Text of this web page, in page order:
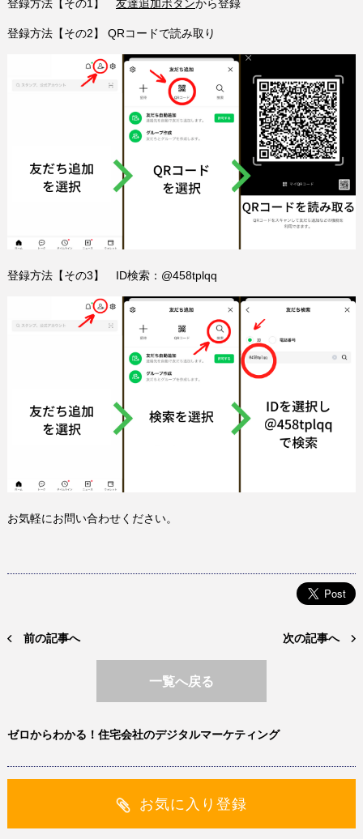
登録方法【その1】 友達追加ボタンから登録
登録方法【その2】 QRコードで読み取り
登録方法【その3】 ID検索：@458tplqq
お気軽にお問い合わせください。
前の記事へ 次の記事へ
一覧へ戻る
ゼロからわかる！住宅会社のデジタルマーケティング
お気に入り登録